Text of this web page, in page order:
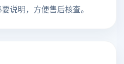
说明，方便售后核查。